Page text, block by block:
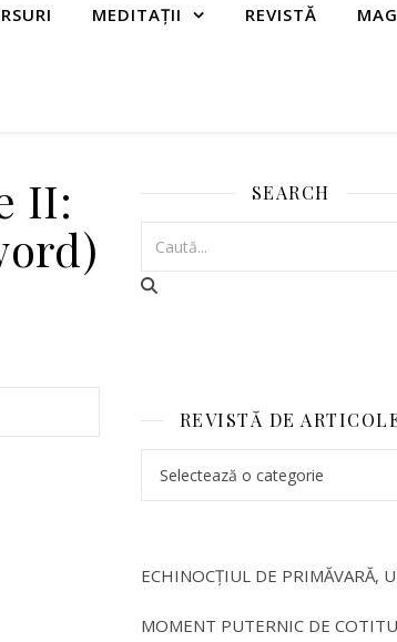
MEDITAȚII REVISTĂ
II:
SEARCH
REVISTĂ DE
ECHINOCȚIUL DE PRIMĂVARĂ,
MOMENT PUTERNIC DE